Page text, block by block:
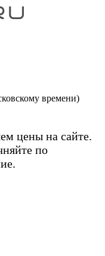
времени)
цены на сайте.
по